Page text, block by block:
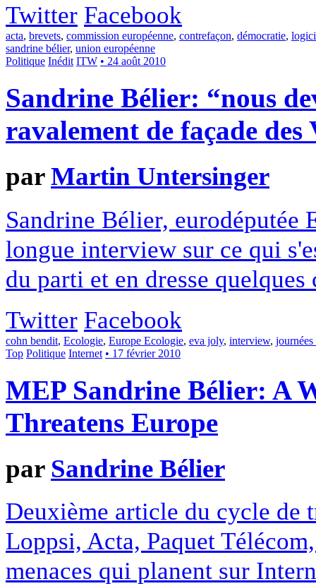
Twitter Facebook
acta, brevets, commission européenne, contrefaçon, démocratie,
sandrine bélier, union européenne
Politique Inédit ITW • 24 août 2010
Sandrine Bélier: “nous
ravalement de façade des
parMartin Untersinger
Sandrine Bélier, eurodéputée
longue interview sur ce qui
du parti et en dresse
Twitter Facebook
cohn bendit, Ecologie, Europe Ecologie, eva joly, interview, journées
Top Politique Internet • 17 février 2010
MEP Sandrine Bélier: A
Threatens Europe
par Sandrine Bélier
Deuxième article du cycle de
Loppsi, Acta, Paquet
menaces qui planent sur